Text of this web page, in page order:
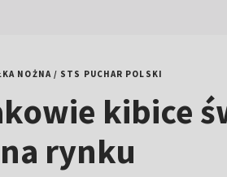
NOŻNA/ STS PUCHAR POLSKI
kibice
rynku